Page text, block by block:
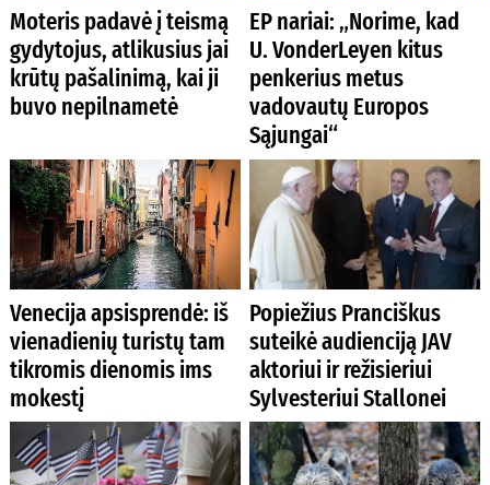
Moteris padavė į teismą
gydytojus, atlikusius jai
krūtų pašalinimą, kai ji
buvo nepilnametė
EP nariai: „Norime, kad
U. VonderLeyen kitus
penkerius metus
vadovautų Europos
Sąjungai“
Venecija apsisprendė: iš
vienadienių turistų tam
tikromis dienomis ims
mokestį
Popiežius Pranciškus
suteikė audienciją JAV
aktoriui ir režisieriui
Sylvesteriui Stallonei